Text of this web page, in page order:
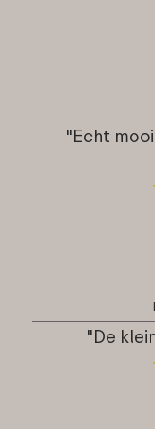
"Echt
"De